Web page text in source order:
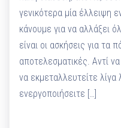
γενικότερα μία έλλειψη
κάνουμε για να αλλάξει
είναι οι ασκήσεις για τα
αποτελεσματικές. Αντί
να εκμεταλλευτείτε λίγα
ενεργοποιήσειτε […]